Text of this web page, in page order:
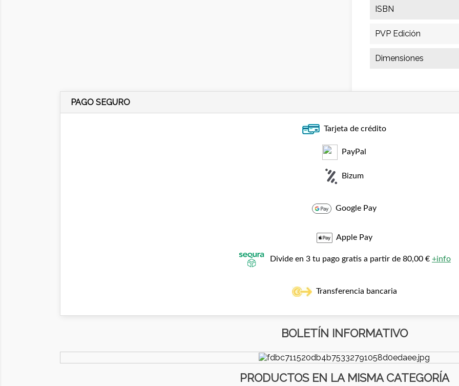
ISBN
PVP Edición
Dimensiones
PAGO SEGURO
Tarjeta de crédito
PayPal
Bizum
Google Pay
Apple Pay
Divide en 3 tu pago gratis a partir de 80,00 € +info
Transferencia bancaria
BOLETÍN INFORMATIVO
PRODUCTOS EN LA MISMA CATEGORÍA